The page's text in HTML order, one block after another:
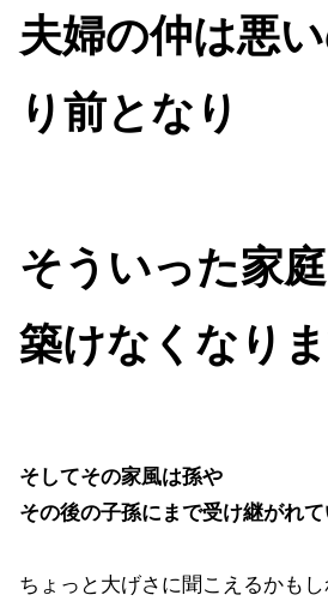
夫婦の仲は悪
り前となり
そういった家
築けなくなり
そしてその家風は孫や
その後の子孫にまで受け継がれて
ちょっと大げさに聞こえるかも